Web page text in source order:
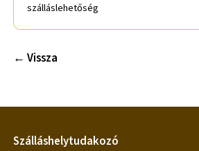
szálláslehetőség
← Vissza
Szálláshelytudakozó